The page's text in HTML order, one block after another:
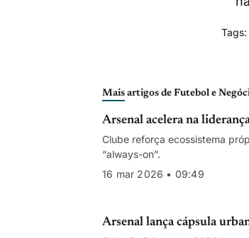
Tags:
Mais artigos de Futebol e
Arsenal acelera na
Clube reforça ecossistema
“always-on”.
16 mar 2026 • 09:49
Arsenal lança cápsula